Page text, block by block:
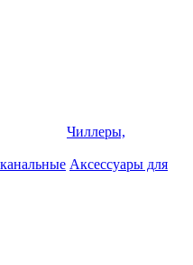
Чиллеры,
Аксессуары для